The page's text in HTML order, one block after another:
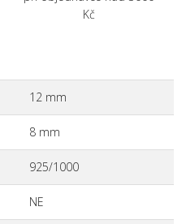
Kč
12 mm
8 mm
925/1000
NE